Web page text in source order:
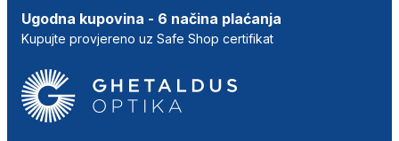
Ugodna kupovina - 6 načina plaćanja
Kupujte provjereno uz Safe Shop certifikat